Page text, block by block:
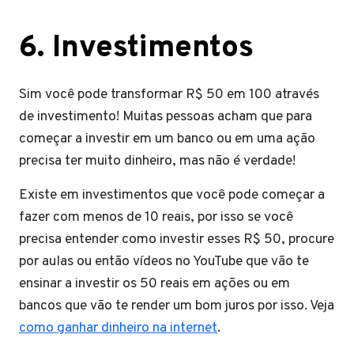
6. Investimentos
Sim você pode transformar R$ 50 em 100 através
de investimento! Muitas pessoas acham que para
começar a investir em um banco ou em uma ação
precisa ter muito dinheiro, mas não é verdade!
Existe em investimentos que você pode começar a
fazer com menos de 10 reais, por isso se você
precisa entender como investir esses R$ 50, procure
por aulas ou então vídeos no YouTube que vão te
ensinar a investir os 50 reais em ações ou em
bancos que vão te render um bom juros por isso. Veja
comoganhardinheiro na internet.